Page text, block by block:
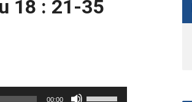
18 : 21-35
00:00
Utilisez